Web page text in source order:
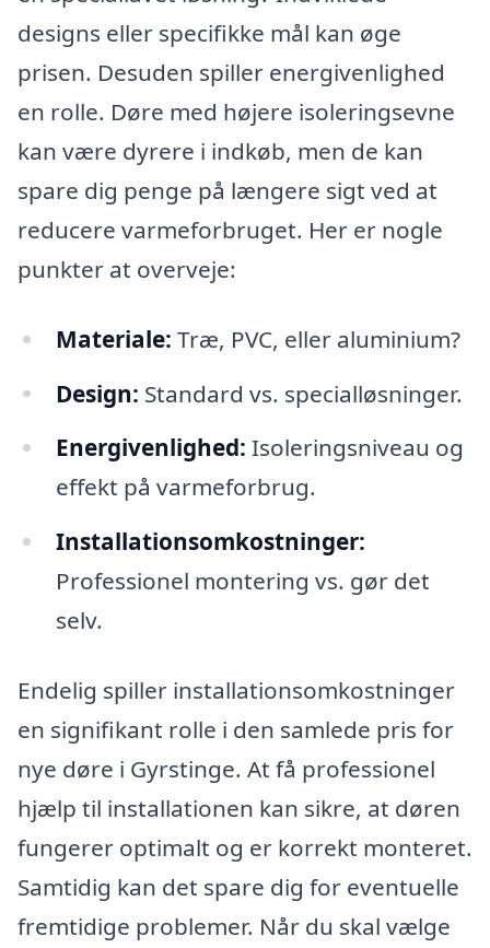
designs eller specifikke mål kan øge
prisen. Desuden spiller energivenlighed
en rolle. Døre med højere isoleringsevne
kan være dyrere i indkøb, men de kan
spare dig penge på længere sigt ved at
reducere varmeforbruget. Her er nogle
punkter at overveje:
Materiale: Træ, PVC, eller aluminium?
Design: Standard vs. specialløsninger.
Energivenlighed: Isoleringsniveau og
effekt på varmeforbrug.
Installationsomkostninger:
Professionel montering vs. gør det
selv.
Endelig spiller installationsomkostninger
en signifikant rolle i den samlede pris for
nye døre i Gyrstinge. At få professionel
hjælp til installationen kan sikre, at døren
fungerer optimalt og er korrekt monteret.
Samtidig kan det spare dig for eventuelle
fremtidige problemer. Når du skal vælge